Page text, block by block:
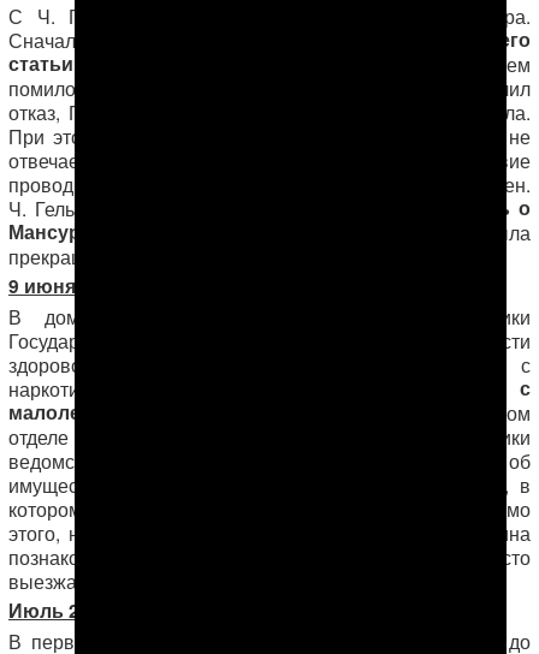
С Ч. Гельдыевым беседа продлилась до пяти утра.
Сначала чиновник уговаривал Мансура
поменять его
статьи на одну, более легкую
, («на ближайшем
помиловании освободишься»), но после того, как получил
отказ, Гельдыев все же согласился на пересмотр дела.
При этом оговорился, что за результаты пересмотра не
отвечает. Мансур ответил, главное, чтобы следствие
проводилось честно, тогда он за результат будет спокоен.
Ч. Гельдыев согласился, но попросил, чтобы
впредь о
Мансуре в интернете не писали
. Голодовка была
прекращена.
9 июня 2014 года
В дом Мансура Мингелова приехали сотрудники
Государственной службы охраны безопасности
здорового общества (бывшая Служба по борьбе с
наркотиками) и
жену Мансура с
малолетним ребенком
. Допрос проходил в городском
отделе полиции и длился около 20 минут. Сотрудники
ведомства расспрашивали молодую женщину об
имуществе семьи Мингеловых, в частности, о доме, в
котором они живут, как и когда он им достался. Помимо
этого, наркополицейские уточняли, как и когда женщина
познакомилась с Мансуром, почему его мать так часто
выезжает в Ашхабад и т.п.
Июль 2014 года
В первой половине июля (точная дата неизвестна), до